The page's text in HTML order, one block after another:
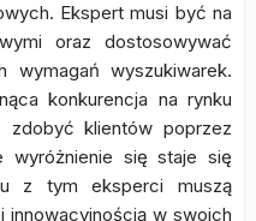
Ekspert musi być na
oraz dostosowywać
wymagań wyszukiwarek.
konkurencja na rynku
klientów poprzez
wyróżnienie się staje się
z tym eksperci muszą
innowacyjnością w swoich